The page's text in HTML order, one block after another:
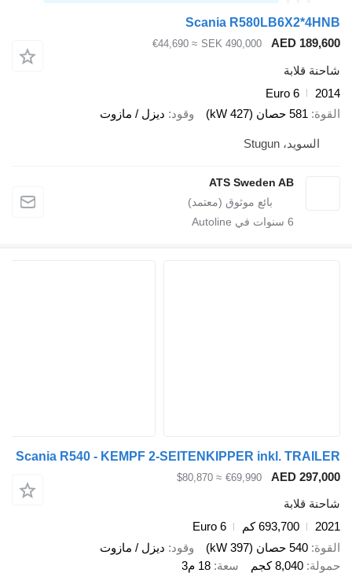
Scania
AED
SEK 490,000
≈ €44,690
Euro 6
581 حصان (427 kW)
وقود ديزل / مازوت
ATS Sweden AB
سنوات في Autoline
Scania R540 - KEMPF 2-SEITENKIPPER inkl.
AED
€69,990
≈ $80,870
693,700 كم
Euro 6
540 حصان (397 kW)
وقود
ديزل / مازوت
8,040 كجم سعة
18 م3